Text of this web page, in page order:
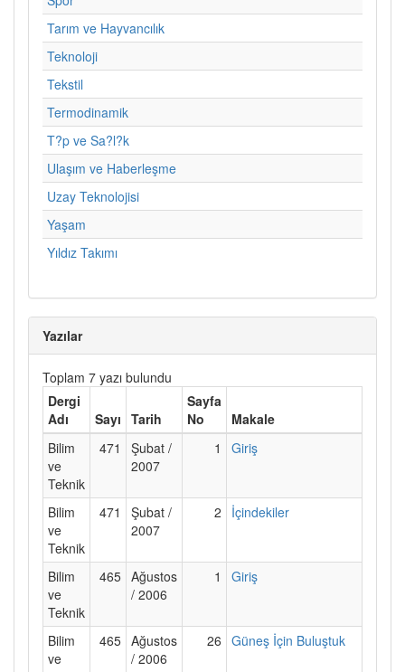
Tarım ve Hayvancılık
Teknoloji
Tekstil
Termodinamik
T?p ve Sa?l?k
Ulaşım ve Haberleşme
Uzay Teknolojisi
Yaşam
Yıldız Takımı
Yazılar
Toplam 7 yazı bulundu
Dergi
Adı
Sayı Tarih
Sayfa
No
Makale
Bilim
ve
Teknik
471
Şubat /
2007
1 Giriş
Bilim
ve
Teknik
471
Şubat /
2007
2 İçindekiler
Bilim
ve
Teknik
465 Ağustos
/ 2006
1 Giriş
Bilim
ve
465 Ağustos
/ 2006
26 Güneş İçin Buluştuk